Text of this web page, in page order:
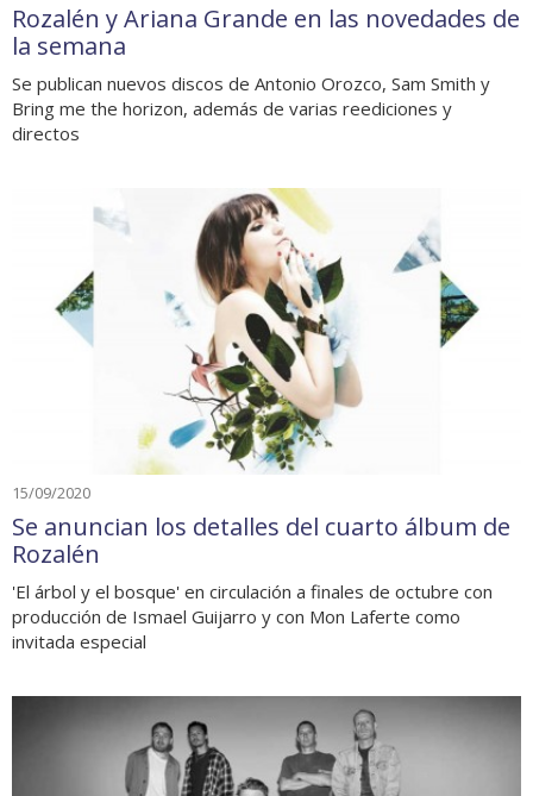
Rozalén y Ariana Grande en las novedades de
la semana
Se publican nuevos discos de Antonio Orozco, Sam Smith y
Bring me the horizon, además de varias reediciones y
directos
15/09/2020
Se anuncian los detalles del cuarto álbum de
Rozalén
'El árbol y el bosque' en circulación a finales de octubre con
producción de Ismael Guijarro y con Mon Laferte como
invitada especial